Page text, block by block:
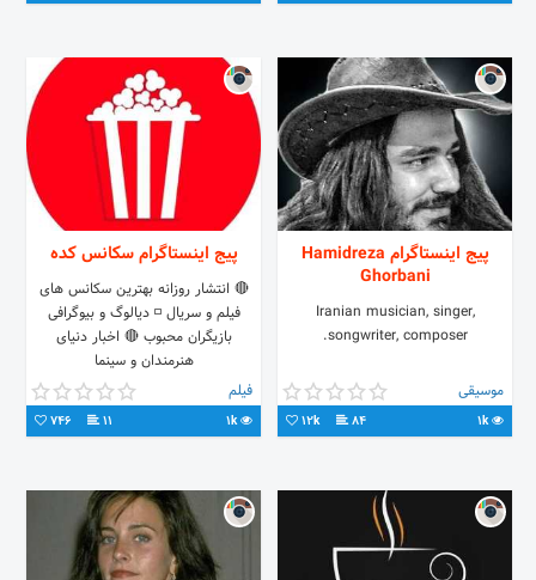
پیج اینستاگرام Hamidreza
Ghorbani
Iranian musician, singer,
songwriter, composer.
موسیقی
1k
84
12k
پیج اینستاگرام سکانس کده
🔴 انتشار روزانه بهترین سکانس های
فیلم و سریال ◽ دیالوگ و بیوگرافی
بازیگران محبوب 🔴 اخبار دنیای
هنرمندان و سینما
فیلم
1k
11
746